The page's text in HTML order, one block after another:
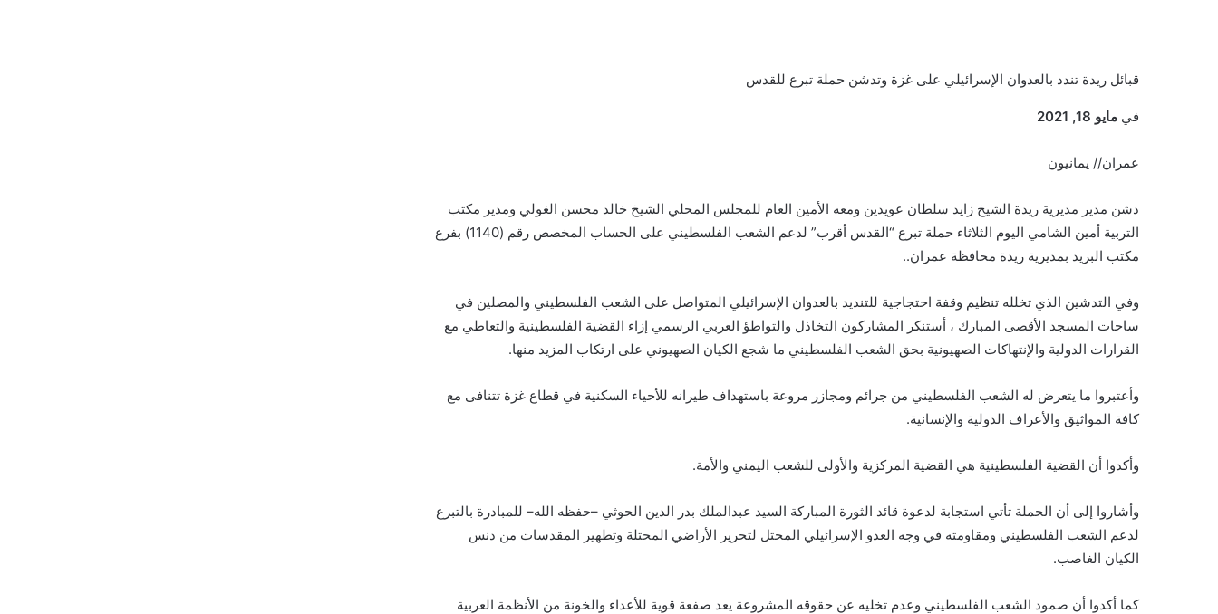
قبائل ريدة تندد بالعدوان الإسرائيلي على غزة وتدشن حملة تبرع للقدس
في مايو 18, 2021
عمران// يمانيون
دشن مدير مديرية ريدة الشيخ زايد سلطان عويدين ومعه الأمين العام للمجلس المحلي الشيخ خالد محسن الغولي ومدير مكتب
التربية أمين الشامي اليوم الثلاثاء حملة تبرع “القدس أقرب” لدعم الشعب الفلسطيني على الحساب المخصص رقم (1140) بفرع
مكتب البريد بمديرية ريدة محافظة عمران..
وفي التدشين الذي تخلله تنظيم وقفة احتجاجية للتنديد بالعدوان الإسرائيلي المتواصل على الشعب الفلسطيني والمصلين في
ساحات المسجد الأقصى المبارك ، أستنكر المشاركون التخاذل والتواطؤ العربي الرسمي إزاء القضية الفلسطينية والتعاطي مع
القرارات الدولية والإنتهاكات الصهيونية بحق الشعب الفلسطيني ما شجع الكيان الصهيوني على ارتكاب المزيد منها.
وأعتبروا ما يتعرض له الشعب الفلسطيني من جرائم ومجازر مروعة باستهداف طيرانه للأحياء السكنية في قطاع غزة تتنافى مع
كافة المواثيق والأعراف الدولية والإنسانية.
وأكدوا أن القضية الفلسطينية هي القضية المركزية والأولى للشعب اليمني والأمة.
وأشاروا إلى أن الحملة تأتي استجابة لدعوة قائد الثورة المباركة السيد عبدالملك بدر الدين الحوثي –حفظه الله– للمبادرة بالتبرع
لدعم الشعب الفلسطيني ومقاومته في وجه العدو الإسرائيلي المحتل لتحرير الأراضي المحتلة وتطهير المقدسات من دنس
الكيان الغاصب.
كما أكدوا أن صمود الشعب الفلسطيني وعدم تخليه عن حقوقه المشروعة يعد صفعة قوية للأعداء والخونة من الأنظمة العربية